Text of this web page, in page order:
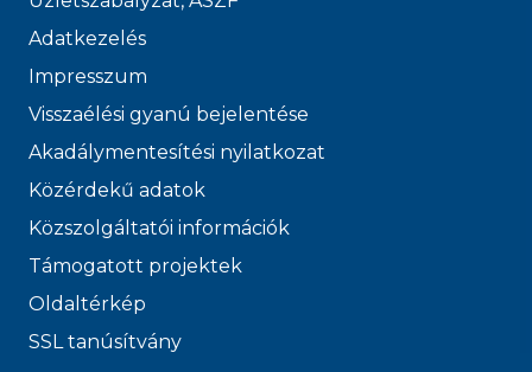
Adatkezelés
Impresszum
Visszaélési gyanú bejelentése
Akadálymentesítési nyilatkozat
Közérdekű adatok
Közszolgáltatói információk
Támogatott projektek
Oldaltérkép
SSL tanúsítvány